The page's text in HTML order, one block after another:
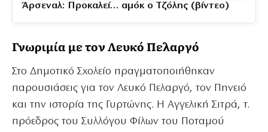
Άρσεναλ: Προκαλεί… αμόκ ο Τζόλης (βίντεο)
Γνωριμία με τον Λευκό Πελαργό
Στο Δημοτικό Σχολείο πραγματοποιήθηκαν
παρουσιάσεις για τον Λευκό Πελαργό, τον Πηνειό
και την ιστορία της Γυρτώνης. Η Αγγελική Σιτρά, τ.
πρόεδρος του Συλλόγου Φίλων του Ποταμού